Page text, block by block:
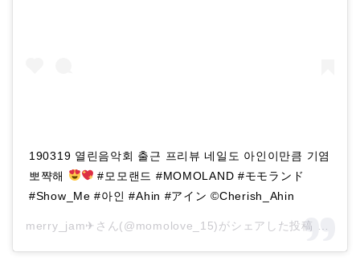
190319 열린음악회 출근 프리뷰 네일도 아인이만큼 기염
뽀쨕해
#모모랜드 #MOMOLAND #モモランド
#Show_Me #아인 #Ahin #アイン ©Cherish_Ahin